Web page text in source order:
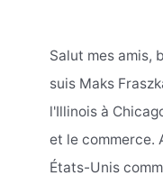
Salut mes amis,
suis Maks
l'Illinois à
et le commerce.
États-Unis